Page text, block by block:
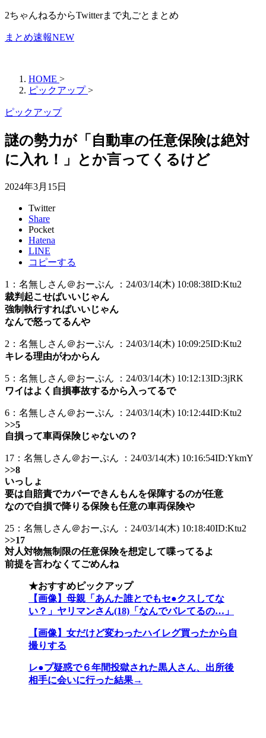
2ちゃんねるからTwitterまで丸ごとまとめ
まとめ速報NEW
HOME >
ピックアップ >
ピックアップ
謎の勢力が「自動車の任意保険は絶対
に入れ！」とか言ってくるけど
2024年3月15日
Twitter
Share
Pocket
Hatena
LINE
コピーする
1：名無しさん＠おーぷん ：24/03/14(木) 10:08:38ID:Ktu2
裁判起こせばいいじゃん
強制執行すればいいじゃん
なんで怒ってるんや
2：名無しさん＠おーぷん ：24/03/14(木) 10:09:25ID:Ktu2
キレる理由がわからん
5：名無しさん＠おーぷん ：24/03/14(木) 10:12:13ID:3jRK
ワイはよく自損事故するから入ってるで
6：名無しさん＠おーぷん ：24/03/14(木) 10:12:44ID:Ktu2
>>5
自損って車両保険じゃないの？
17：名無しさん＠おーぷん ：24/03/14(木) 10:16:54ID:YkmY
>>8
いっしょ
要は自賠責でカバーできんもんを保障するのが任意
なので自損で降りる保険も任意の車両保険や
25：名無しさん＠おーぷん ：24/03/14(木) 10:18:40ID:Ktu2
>>17
対人対物無制限の任意保険を想定して喋ってるよ
前提を言わなくてごめんね
★おすすめピックアップ
【画像】母親「あんた誰とでもセ●クスしてな
い？」ヤリマンさん(18)「なんでバレてるの…」
【画像】女だけど変わったハイレグ買ったから自
撮りする
レ●プ疑惑で６年間投獄された黒人さん、出所後
相手に会いに行った結果→